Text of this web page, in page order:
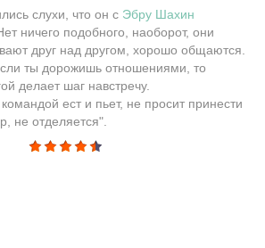
слухи, что он с Эбру Шахин
ничего подобного, наоборот, они
друг над другом, хорошо общаются.
ты дорожишь отношениями, то
делает шаг навстречу.
ест и пьет, не просит принести
не отделяется".